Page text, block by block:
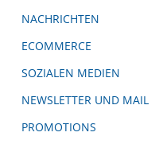
NACHRICHTEN
ECOMMERCE
SOZIALEN MEDIEN
NEWSLETTER UND MAIL
PROMOTIONS